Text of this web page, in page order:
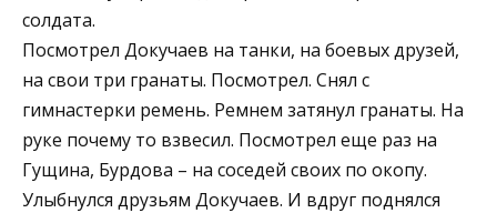
солдата.
Посмотрел Докучаев на танки, на боевых друзей,
на свои три гранаты. Посмотрел. Снял с
гимнастерки ремень. Ремнем затянул гранаты. На
руке почему то взвесил. Посмотрел еще раз на
Гущина, Бурдова – на соседей своих по окопу.
Улыбнулся друзьям Докучаев. И вдруг поднялся